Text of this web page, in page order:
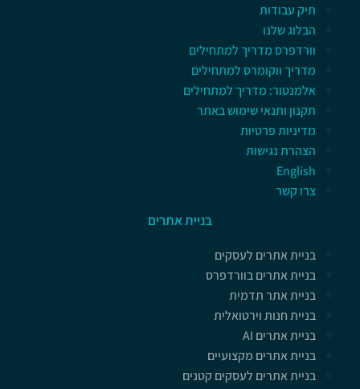
תיק עבודות
הבלוג שלנו
וורדפרס מדריך למתחילים
מדריך ווקומרס למתחילים
אלמנטור: מדריך למתחילים
תקנון ותנאי שימוש באתר
מדיניות פרטיות
הצהרת נגישות
English
צרו קשר
בניית אתרים
בניית אתרים לעסקים
בניית אתרים בוורדפרס
בניית אתר תדמית
בניית חנות וירטואלית
בניית אתרים AI
בניית אתרים מקצועיים
בניית אתרים לעסקים קטנים